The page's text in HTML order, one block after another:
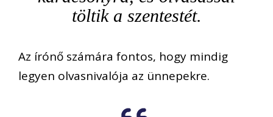
töltik a szentestét.
Az írónő számára fontos, hogy mindig
legyen olvasnivalója az ünnepekre.